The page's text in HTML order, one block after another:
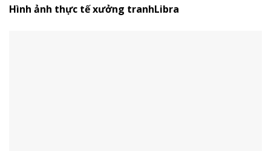
Hình ảnh thực tế xưởng tranhLibra